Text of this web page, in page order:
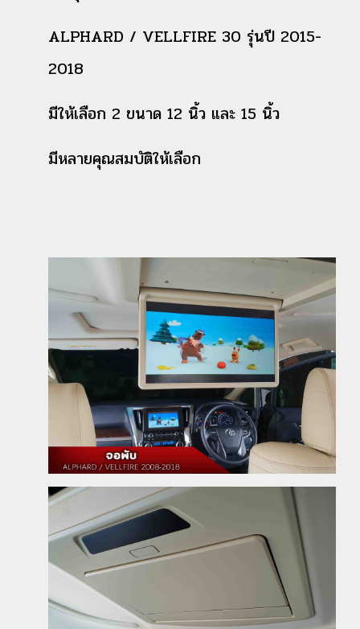
ALPHARD / VELLFIRE 30 รุ่นปี 2015-
2018
มีให้เลือก 2 ขนาด 12 นิ้ว และ 15 นิ้ว
มีหลายคุณสมบัติให้เลือก